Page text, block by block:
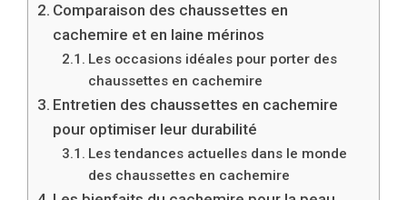
Comparaison des chaussettes en
cachemire et en laine mérinos
Les occasions idéales pour porter des
chaussettes en cachemire
Entretien des chaussettes en cachemire
pour optimiser leur durabilité
Les tendances actuelles dans le monde
des chaussettes en cachemire